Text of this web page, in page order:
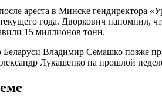
ареста в Минске гендиректора
года. Дворкович напомнил,
15 миллионов тонн.
Владимир Семашко позже
Лукашенко на прошлой